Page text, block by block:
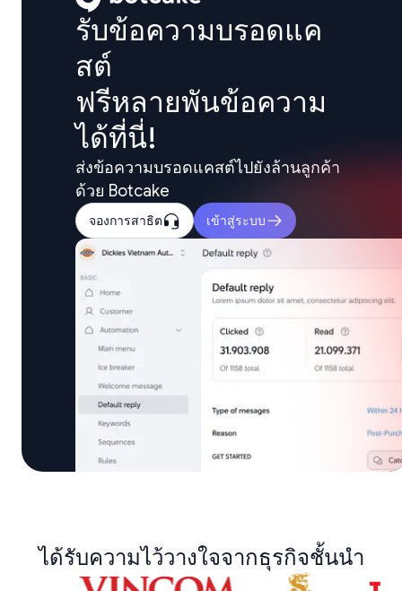
รับข้อความบรอดแค
สต์
ฟรีหลายพันข้อความ
ได้ที่นี่!
ส่งข้อความบรอดแคสต์ไปยังล้านลูกค้า
ด้วย Botcake
จองการสาธิต เข้าสู่ระบบ
ได้รับความไว้วางใจจากธุรกิจชั้นนำ